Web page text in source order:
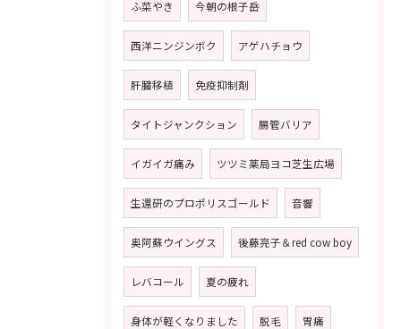
ふ菜やき 今朝の根子岳
西洋ニンジンボク アゲハチョウ
肝臓移植 免疫抑制剤
タイトジャンクション 腸管バリア
イガイガ痛み ツツミ薬局ヨコ芝生広場
生還研のプロポリスゴールド 音響
奥阿蘇ウイングス 後藤亮子＆red cow boy
レバコール 夏の疲れ
身体が軽くなりました 脱毛 胃痛